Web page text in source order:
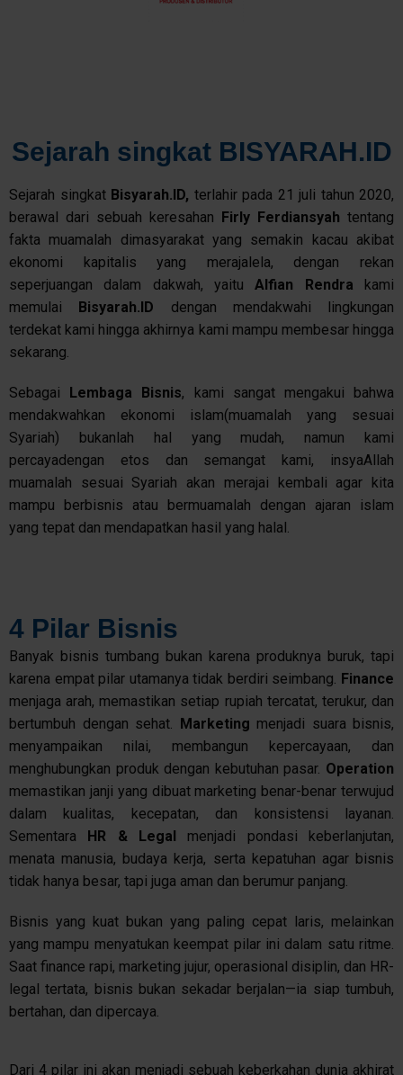
Sejarah singkat BISYARAH.ID
Sejarah singkat Bisyarah.ID, terlahir pada 21 juli tahun 2020,
berawal dari sebuah keresahan
Firly Ferdiansyah tentang
fakta muamalah dimasyarakat yang semakin kacau akibat
ekonomi kapitalis yang merajalela, dengan rekan
seperjuangan dalam dakwah, yaituAlfian Rendra kami
memulai
Bisyarah.ID dengan mendakwahi lingkungan
terdekat kami hingga akhirnya kami mampu membesar hingga
sekarang.
Sebagai Lembaga Bisnis, kami sangat mengakui bahwa
mendakwahkan ekonomi islam(muamalah yang sesuai
Syariah) bukanlah hal yang mudah, namun kami
percayadengan etos dan semangat kami, insyaAllah
muamalah sesuai Syariah akan merajai kembali agar kita
mampu berbisnis atau bermuamalah dengan ajaran islam
yang tepat dan mendapatkan hasil yang halal.
4 Pilar Bisnis
Banyak bisnis tumbang bukan karena produknya buruk, tapi
karena empat pilar utamanya tidak berdiri seimbang. Finance
menjaga arah, memastikan setiap rupiah tercatat, terukur, dan
bertumbuh dengan sehat.
Marketing menjadi suara bisnis,
menyampaikan nilai, membangun kepercayaan, dan
menghubungkan produk dengan kebutuhan pasar. Operation
memastikan janji yang dibuat marketing benar-benar terwujud
dalam kualitas, kecepatan, dan konsistensi layanan.
Sementara
HR & Legal
menjadi pondasi keberlanjutan,
menata manusia, budaya kerja, serta kepatuhan agar bisnis
tidak hanya besar, tapi juga aman dan berumur panjang.
Bisnis yang kuat bukan yang paling cepat laris, melainkan
yang mampu menyatukan keempat pilar ini dalam satu ritme.
Saat finance rapi, marketing jujur, operasional disiplin, dan HR-
legal tertata, bisnis bukan sekadar berjalan—ia siap tumbuh,
bertahan, dan dipercaya.
Dari 4 pilar ini akan menjadi sebuah keberkahan dunia akhirat